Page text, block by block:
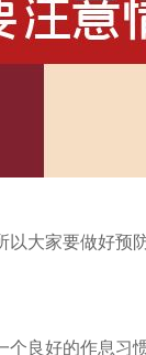
以大家要做好预
良好的作息习